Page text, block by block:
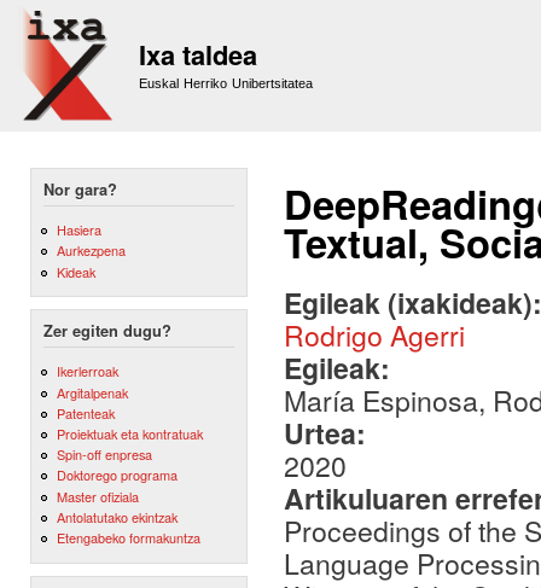
Ixa taldea
Euskal Herriko Unibertsitatea
Nor gara?
Hasiera
Aurkezpena
Kideak
Zer egiten dugu?
Ikerlerroak
Argitalpenak
Patenteak
Proiektuak eta kontratuak
Spin-off enpresa
Doktorego programa
Master ofiziala
Antolatutako ekintzak
Etengabeko formakuntza
Textual,
Egileak
Rodrigo Agerri
Egileak:
María Espinosa,
Urtea:
2020
Artikuluaren
Proceedings of the
Language